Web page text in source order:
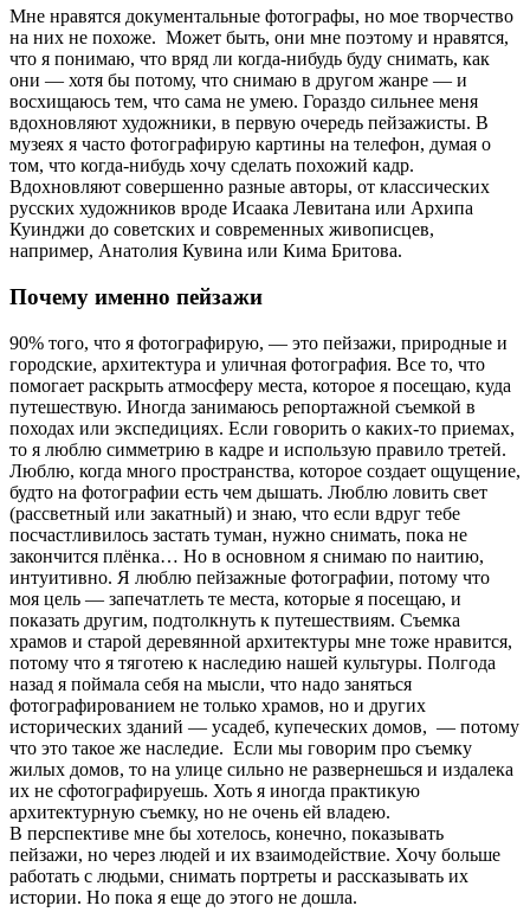
Мне нравятся документальные фотографы, но мое творчество
на них не похоже. Может быть, они мне поэтому и нравятся,
что я понимаю, что вряд ли когда-нибудь буду снимать, как
они — хотя бы потому, что снимаю в другом жанре — и
восхищаюсь тем, что сама не умею. Гораздо сильнее меня
вдохновляют художники, в первую очередь пейзажисты. В
музеях я часто фотографирую картины на телефон, думая о
том, что когда-нибудь хочу сделать похожий кадр.
Вдохновляют совершенно разные авторы, от классических
русских художников вроде Исаака Левитана или Архипа
Куинджи до советских и современных живописцев,
например, Анатолия Кувина или Кима Бритова.
Почему именно пейзажи
90% того, что я фотографирую, — это пейзажи, природные и
городские, архитектура и уличная фотография. Все то, что
помогает раскрыть атмосферу места, которое я посещаю, куда
путешествую. Иногда занимаюсь репортажной съемкой в
походах или экспедициях. Если говорить о каких-то приемах,
то я люблю симметрию в кадре и использую правило третей.
Люблю, когда много пространства, которое создает ощущение,
будто на фотографии есть чем дышать. Люблю ловить свет
(рассветный или закатный) и знаю, что если вдруг тебе
посчастливилось застать туман, нужно снимать, пока не
закончится плёнка… Но в основном я снимаю по наитию,
интуитивно. Я люблю пейзажные фотографии, потому что
моя цель — запечатлеть те места, которые я посещаю, и
показать другим, подтолкнуть к путешествиям. Съемка
храмов и старой деревянной архитектуры мне тоже нравится,
потому что я тяготею к наследию нашей культуры. Полгода
назад я поймала себя на мысли, что надо заняться
фотографированием не только храмов, но и других
исторических зданий — усадеб, купеческих домов, — потому
что это такое же наследие. Если мы говорим про съемку
жилых домов, то на улице сильно не развернешься и издалека
их не сфотографируешь. Хоть я иногда практикую
архитектурную съемку, но не очень ей владею.
В перспективе мне бы хотелось, конечно, показывать
пейзажи, но через людей и их взаимодействие. Хочу больше
работать с людьми, снимать портреты и рассказывать их
истории. Но пока я еще до этого не дошла.